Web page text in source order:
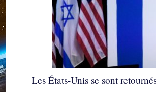
Les États-Unis se sont